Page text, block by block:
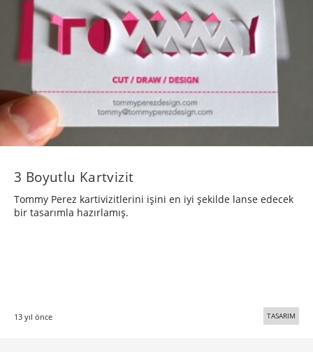
3 Boyutlu Kartvizit
Tommy Perez kartivizitlerini işini en iyi şekilde lanse edecek
bir tasarımla hazırlamış.
13 yıl önce TASARIM